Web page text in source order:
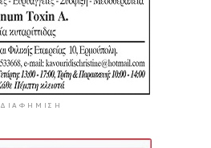
ΔΙΑΦΉΜΙΣΗ